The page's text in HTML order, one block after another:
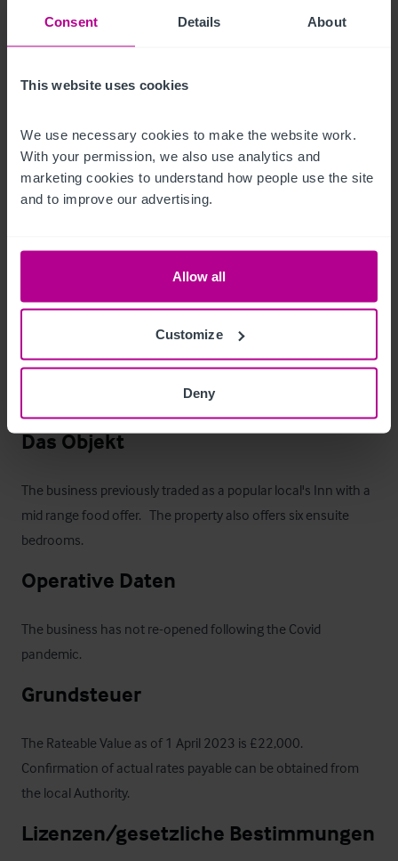
Consent Details About
This website uses cookies
We use necessary cookies to make the website work.
With your permission, we also use analytics and
marketing cookies to understand how people use the site
and to improve our advertising.
Allow all
Customize
Deny
Erdgeschoss
First Floor
Located on the first floor are customer toilets along with four
externally to the rear, in a separate, adjoining building.
Außenbereich
Externally, there is a small back alley with some chairs serving
Das Objekt
The business previously traded as a popular local's Inn with a
mid range food offer.   The property also offers six ensuite
bedrooms.
Operative Daten
The business has not re-opened following the Covid
pandemic.
Grundsteuer
The Rateable Value as of 1 April 2023 is £22,000.
Confirmation of actual rates payable can be obtained from
the local Authority.
Lizenzen/gesetzliche Bestimmungen